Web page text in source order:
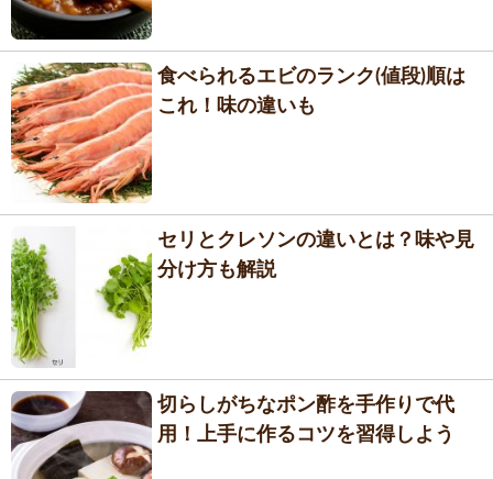
食べられるエビのランク(値段)順は
これ！味の違いも
セリとクレソンの違いとは？味や見
分け方も解説
切らしがちなポン酢を手作りで代
用！上手に作るコツを習得しよう